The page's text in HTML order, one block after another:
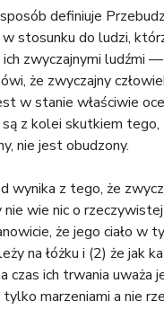
definiuje
stosunku do ludzi,
zwyczajnymi ludźmi
że zwyczajny
w stanie właściwie
z kolei skutkiem tego,
nie jest obudzony.
wynika z tego, że
nie wie nic o
że jego ciało w
na łóżku i (2) że jak
czas ich trwania uważa
marzeniami a nie